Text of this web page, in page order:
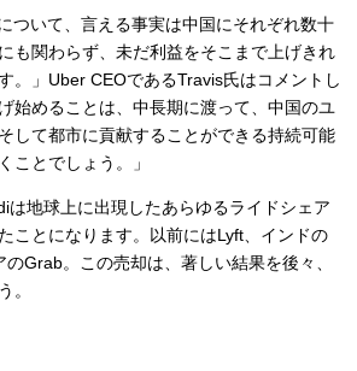
ついて、言える事実は中国にそれぞれ数十
も関わらず、未だ利益をそこまで上げきれ
。」Uber CEOであるTravis氏はコメントし
始めることは、中長期に渡って、中国のユ
して都市に貢献することができる持続可能
ことでしょう。」
は地球上に出現したあらゆるライドシェア
ことになります。以前にはLyft、インドの
Grab。この売却は、著しい結果を後々、
。